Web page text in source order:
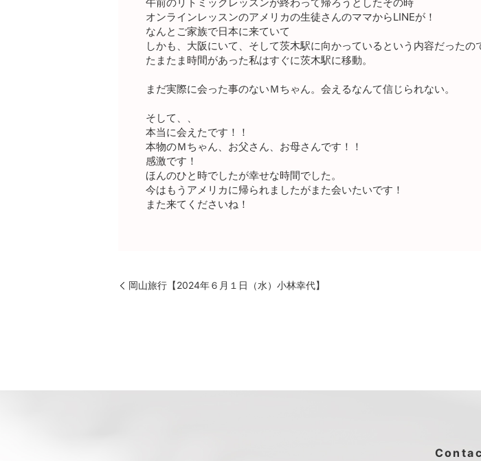
オンラインレッスンのアメリカの生徒さんのママからLINEが！
なんとご家族で日本に来ていて
しかも、大阪にいて、そして茨木駅に向かっているという内容だったの
たまたま時間があった私はすぐに茨木駅に移動。
まだ実際に会った事のないＭちゃん。会えるなんて信じられない。
そして、、
本当に会えたです！！
本物のＭちゃん、お父さん、お母さんです！！
感激です！
ほんのひと時でしたが幸せな時間でした。
今はもうアメリカに帰られましたがまた会いたいです！
また来てくださいね！
岡山旅行【2024年６月１日（水）小林幸代】